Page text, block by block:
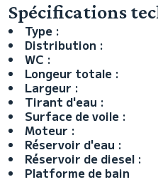
Spécifications
Type :
Distribution :
WC :
Longeur totale :
Largeur :
Tirant d'eau :
Surface de voile :
Moteur :
Réservoir d'eau :
Réservoir de diesel :
Platforme de bain